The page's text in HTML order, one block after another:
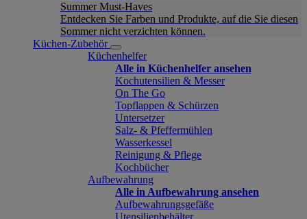
Summer Must-Haves
Entdecken Sie Farben und Produkte, auf die Sie diesen
Sommer nicht verzichten können.
Küchen-Zubehör
Küchenhelfer
Alle in Küchenhelfer ansehen
Kochutensilien & Messer
On The Go
Topflappen & Schürzen
Untersetzer
Salz- & Pfeffermühlen
Wasserkessel
Reinigung & Pflege
Kochbücher
Aufbewahrung
Alle in Aufbewahrung ansehen
Aufbewahrungsgefäße
Utensilienbehälter